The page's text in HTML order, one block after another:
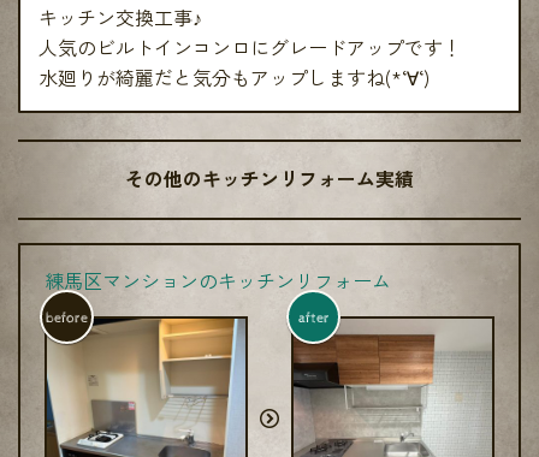
キッチン交換工事♪
人気のビルトインコンロにグレードアップです！
水廻りが綺麗だと気分もアップしますね(*‘∀‘)
その他のキッチンリフォーム実績
練馬区マンションのキッチンリフォーム
before after